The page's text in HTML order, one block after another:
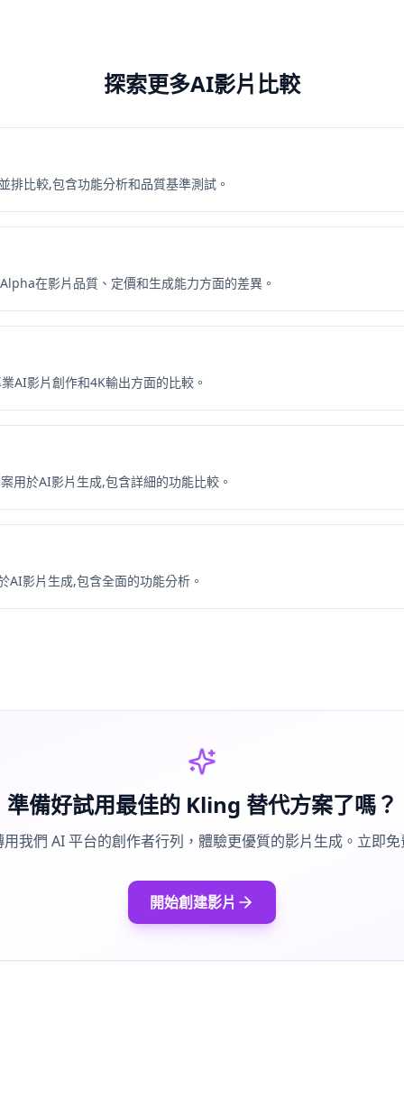
探索更多AI影片比較
比較,包含功能分析和品質基準測試。
在影片品質、定價和生成能力方面的差異。
AI影片創作和4K輸出方面的比較。
用於AI影片生成,包含詳細的功能比較。
影片生成,包含全面的功能分析。
準備好試用最佳的 Kling 替代方案了嗎？
我們 AI 平台的創作者行列，體驗更優質的影片生成。立即
開始創建影片